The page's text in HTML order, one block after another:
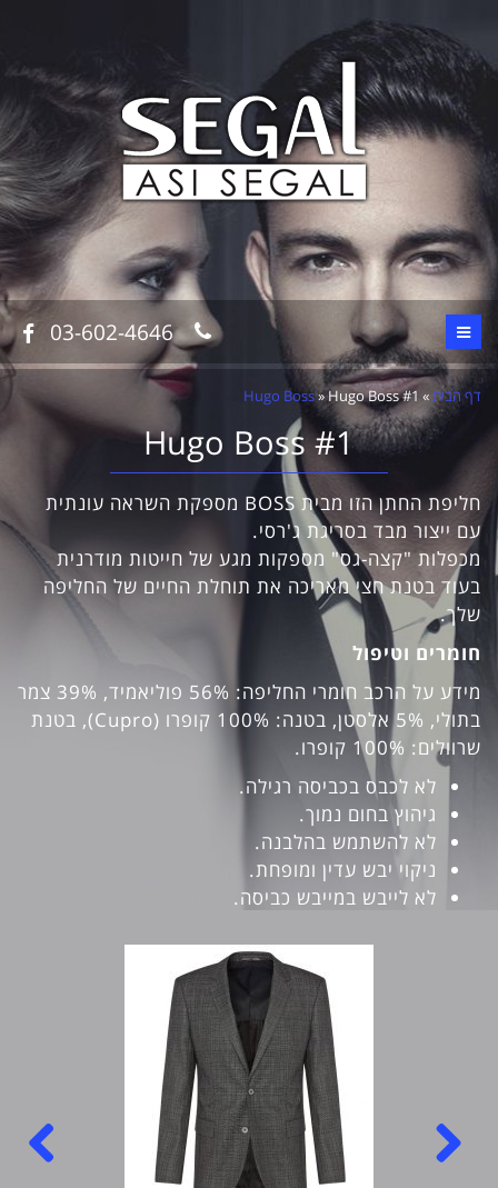
03-602-4646
דף הבית»
Hugo Boss»Hugo Boss #1
Hugo Boss #1
חליפת החתן הזו מבית BOSS מספקת השראה עונתית
עם ייצור מבד בסריגת ג'רסי.
מכפלות "קצה-גס" מספקות מגע של חייטות מודרנית
בעוד בטנת חצי מאריכה את תוחלת החיים של החליפה
שלך.
חומרים וטיפול
מידע על הרכב חומרי החליפה: 56% פוליאמיד, 39% צמר
בתולי, 5% אלסטן, בטנה: 100% קופרו (Cupro), בטנת
שרוולים: 100% קופרו.
לא לכבס בכביסה רגילה.
גיהוץ בחום נמוך.
לא להשתמש בהלבנה.
ניקוי יבש עדין ומופחת.
לא לייבש במייבש כביסה.